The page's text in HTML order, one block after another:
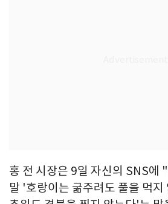
홍 전 시장은 9일 자신의 SNS에
말 '호랑이는 굶주려도 풀을 먹지